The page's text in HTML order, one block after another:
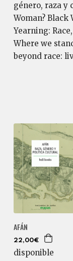
género, raza y
Woman? Black
Yearning:
Where we
beyond race:
AFÁN
22,00€
disponible